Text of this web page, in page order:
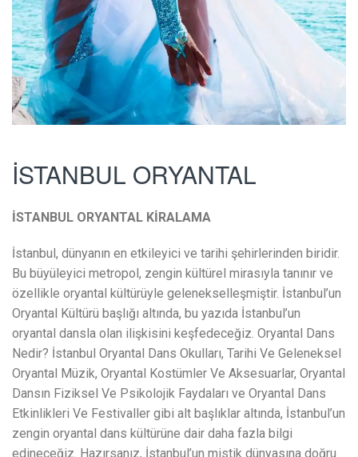
İSTANBUL ORYANTAL
İSTANBUL ORYANTAL KİRALAMA
İstanbul, dünyanın en etkileyici ve tarihi şehirlerinden biridir.
Bu büyüleyici metropol, zengin kültürel mirasıyla tanınır ve
özellikle oryantal kültürüyle gelenekselleşmiştir. İstanbul’un
Oryantal Kültürü başlığı altında, bu yazıda İstanbul’un
oryantal dansla olan ilişkisini keşfedeceğiz. Oryantal Dans
Nedir? İstanbul Oryantal Dans Okulları, Tarihi Ve Geleneksel
Oryantal Müzik, Oryantal Kostümler Ve Aksesuarlar, Oryantal
Dansın Fiziksel Ve Psikolojik Faydaları ve Oryantal Dans
Etkinlikleri Ve Festivaller gibi alt başlıklar altında, İstanbul’un
zengin oryantal dans kültürüne dair daha fazla bilgi
edineceğiz. Hazırsanız, İstanbul’un mistik dünyasına doğru